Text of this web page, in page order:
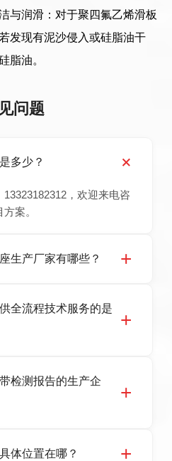
与润滑：对于聚四氟乙烯滑板
发现有泥沙侵入或硅脂油干
脂油。
问题
多少？
，欢迎来电咨
案。
生产厂家有哪些？
LRB 铅芯、LNR 天然、
擦摆隔震支座，资质齐
全流程技术服务的是
型、图纸深化设计、现货
站式服务，主营
检测报告的生产企
产品均配有正规第三方检测
体位置在哪？